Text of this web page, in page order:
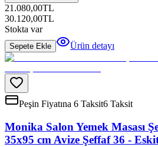
21.080,00TL
30.120,00TL
Stokta var
Sepete Ekle Ürün detayı
Peşin Fiyatına 6 Taksit6 Taksit
Monika Salon Yemek Masası
35x95 cm Avize Şeffaf 36 -